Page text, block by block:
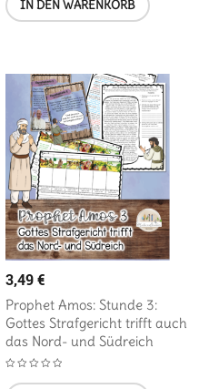
IN DEN WARENKORB
3,49€
Prophet Amos: Stunde 3:
Gottes Strafgericht trifft auch
das Nord- und Südreich